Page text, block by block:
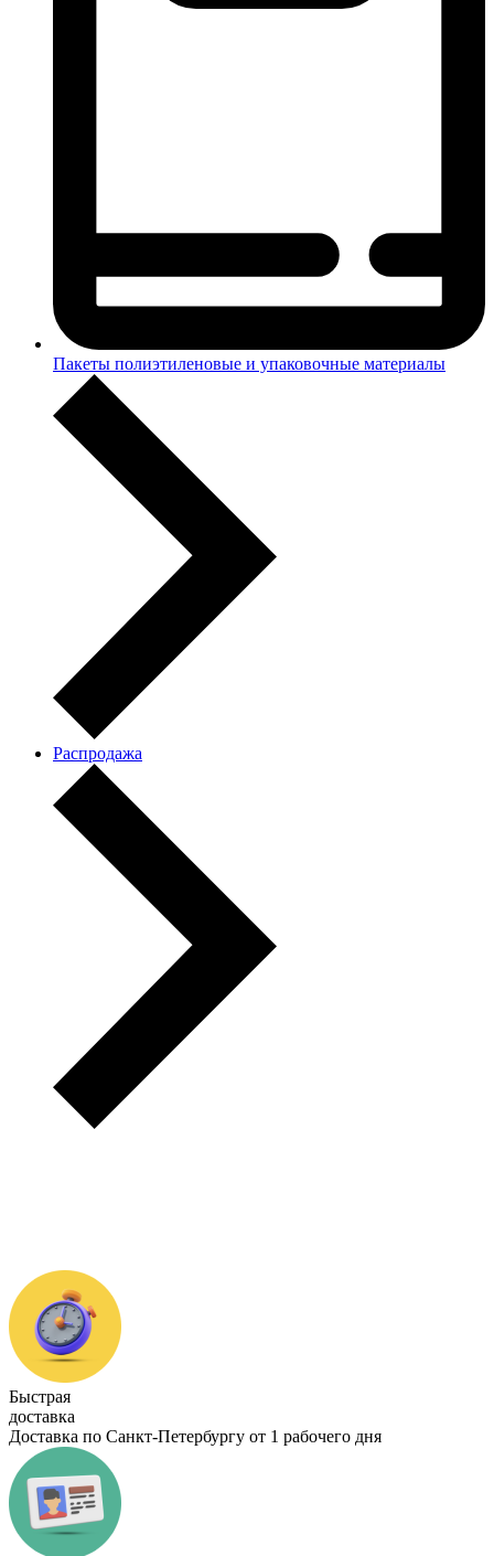
Пакеты полиэтиленовые и упаковочные материалы
Распродажа
Быстрая
доставка
Доставка по Санкт-Петербургу от 1 рабочего дня